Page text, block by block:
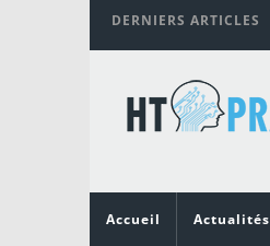
DERNIERS ARTICLES
Accueil
Actualités